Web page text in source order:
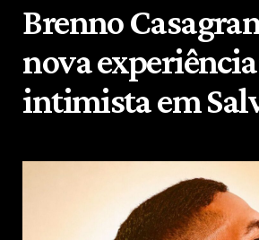
Brenno
nova
intimista em